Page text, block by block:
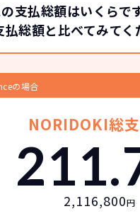
支払総額はいくらで
総額と比べてみてく
の場合
NORIDOKI総
2,116,800円